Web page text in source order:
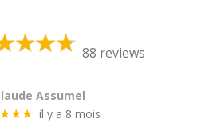
88 reviews
Assumel
il y a 8 mois